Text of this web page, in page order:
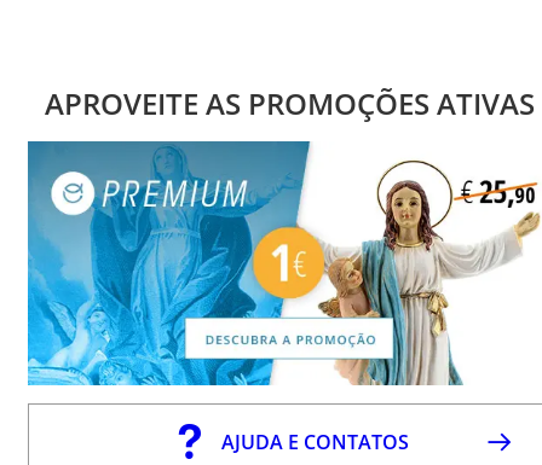
APROVEITE AS PROMOÇÕES ATIVAS
AJUDA E CONTATOS